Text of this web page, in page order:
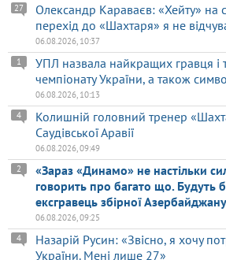
Олександр Караваєв: «Хейту» на
перехід до «Шахтаря» я не
27
06.08.2026, 10:37
УПЛ назвала найкращих гравця і
чемпіонату України, а також
1
06.08.2026, 10:13
Колишній головний тренер
Саудівської Аравії
4
06.08.2026, 09:49
«Зараз «Динамо» не настільки
говорить про багато що. Будуть
ексгравець збірної Азербайджану
2
06.08.2026, 09:25
Назарій Русин: «Звісно, я хочу
України. Мені лише 27»
4